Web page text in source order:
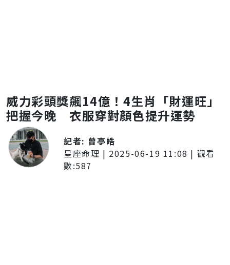
威力彩頭獎飆14億！4生肖「財運旺」
把握今晚 衣服穿對顏色提升運勢
記者: 曾亭皓
星座命理 | 2025-06-19 11:08 | 觀看
數:587